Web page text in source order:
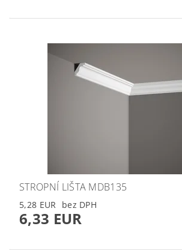
STROPNÍ LIŠTA MDB135
5,28 EUR
6,33 EUR